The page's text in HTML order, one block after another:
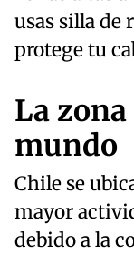
usas silla de
protege tu
La
mundo
Chile se
mayor
debido a la